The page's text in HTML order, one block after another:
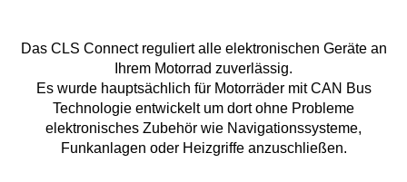
Das CLS Connect reguliert alle elektronischen Geräte an
Ihrem Motorrad zuverlässig.
Es wurde hauptsächlich für Motorräder mit CAN Bus
Technologie entwickelt um dort ohne Probleme
elektronisches Zubehör wie Navigationssysteme,
Funkanlagen oder Heizgriffe anzuschließen.